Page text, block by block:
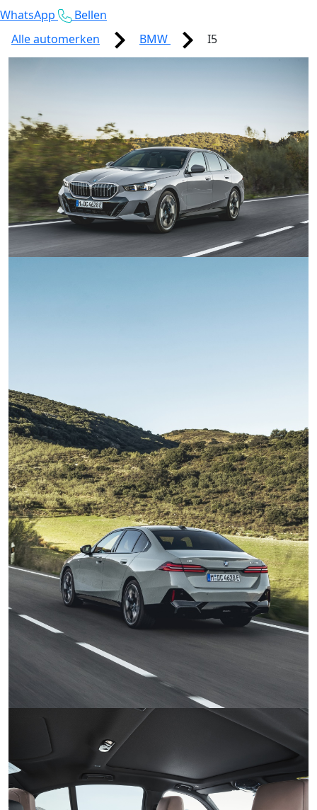
WhatsApp
Bellen
Alle automerken
BMW I5